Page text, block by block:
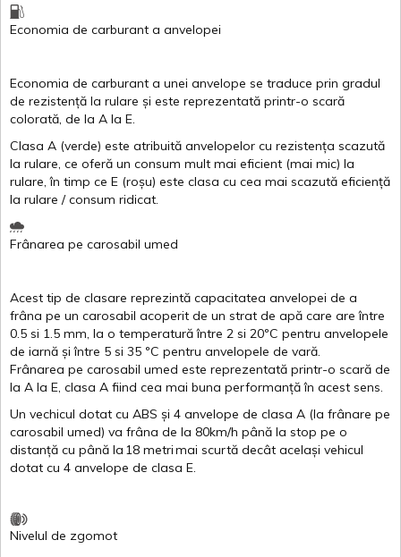
Economia de carburant a anvelopei
Economia de carburant a unei anvelope se traduce prin gradul
de rezistență la rulare și este reprezentată printr-o scară
colorată, de la A la E.
Clasa A (verde) este atribuită anvelopelor cu rezistența scazută
la rulare, ce oferă un consum mult mai eficient (mai mic) la
rulare,în timp ce E (roșu) este clasa cu cea mai scazută eficiență
la rulare /consum ridicat.
Frânarea pe carosabil umed
Acest tip de clasare reprezintă capacitatea anvelopei de a
frâna pe un carosabil acoperit de un strat de apă care areîntre
0.5 si 1.5 mm, la o temperatură între 2 si 20ºC pentru anvelopele
de iarnă și între 5 si 35 ºC pentru anvelopele de vară.
Frânarea pe carosabil umed este reprezentată printr-o scară de
la A la E, clasa A fiind cea mai buna performanță în acest sens.
Un vechicul dotat cu ABS și 4 anvelope de clasa A (la frânare pe
carosabil umed) va frâna de la 80km/h până la stop pe o
distanță cu până la 18 metrimai scurtă decât același vehicul
dotat cu 4 anvelope de clasa E.
Nivelul de zgomot